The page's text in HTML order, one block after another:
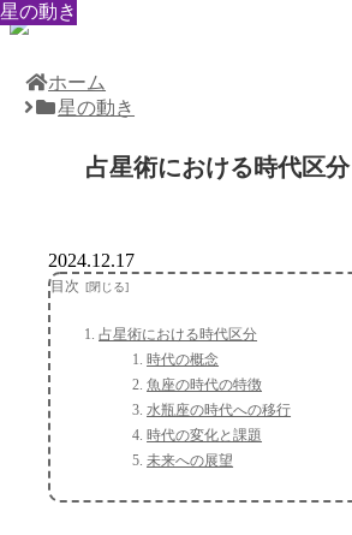
ホーム
星の動き
占星術における時代区分
星の動き
2024.12.17
目次
占星術における時代区分
時代の概念
魚座の時代の特徴
水瓶座の時代への移行
時代の変化と課題
未来への展望
星の動き
星の動き
星の動き
星の動き
星の動き
星の動き
星の動き
星の動き